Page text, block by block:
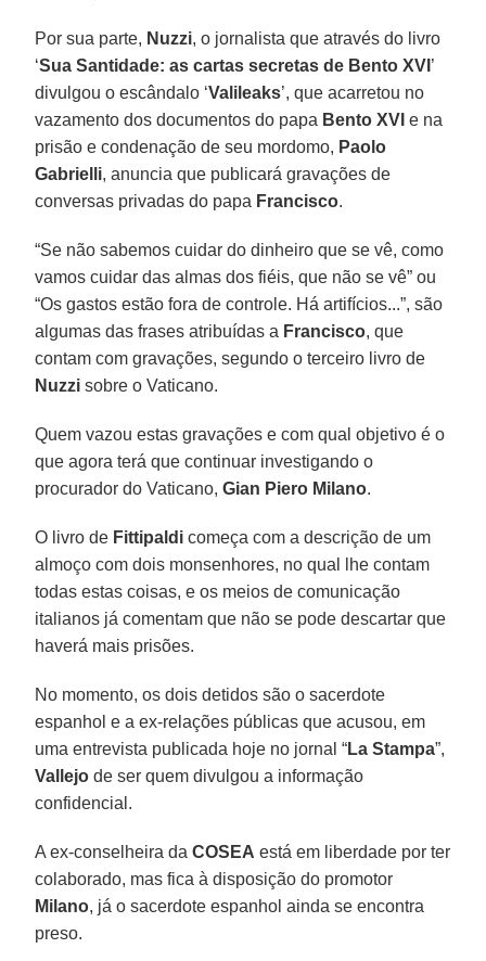
Por sua parte, Nuzzi, o jornalista que através do livro
‘Sua Santidade: as cartas secretas de Bento XVI ’
divulgou o escândalo ‘Valileaks’, que acarretou no
vazamento dos documentos do papa Bento XVI e na
prisão e condenação de seu mordomo, Paolo
Gabrielli, anuncia que publicará gravações de
conversas privadas do papa Francisco.
“Se não sabemos cuidar do dinheiro que se vê, como
vamos cuidar das almas dos fiéis, que não se vê” ou
“Os gastos estão fora de controle. Há artifícios...”, são
algumas das frases atribuídas a Francisco, que
contam com gravações, segundo o terceiro livro de
Nuzzi sobre o Vaticano.
Quem vazou estas gravações e com qual objetivo é o
que agora terá que continuar investigando o
procurador do Vaticano,Gian Piero Milano.
O livro de Fittipaldi começa com a descrição de um
almoço com dois monsenhores, no qual lhe contam
todas estas coisas, e os meios de comunicação
italianos já comentam que não se pode descartar que
haverá mais prisões.
No momento, os dois detidos são o sacerdote
espanhol e a ex-relações públicas que acusou, em
uma entrevista publicada hoje no jornal “La Stampa”,
Vallejo de ser quem divulgou a informação
confidencial.
A ex-conselheira daCOSEA está em liberdade por ter
colaborado, mas fica à disposição do promotor
Milano, já o sacerdote espanhol ainda se encontra
preso.